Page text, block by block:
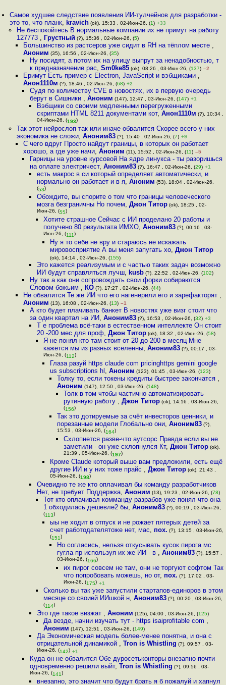
Самое худшее следствие появления ИИ-тулчейнов для разработки -
это то, что планк, kravich (ok), 15:33 , 02-Июн-26, (1) +33
Не беспокойтесь В нормальные компании их не примут на работу
127773 , Грустный (?), 15:36 , 02-Июн-26, (5)
Большинство из растсеров уже сидит в RH на тёплом месте ,
Аноним (35), 16:56 , 02-Июн-26, (35)
Ну посидят, а потом их на улицу выпрут за ненадобностью, т
к предназначение рас,Sm0ke85 (ok), 08:26 , 03-Июн-26, (137) –2
Еримут Есть пример с Electron, JavaScript и вэбщиками ,
Анон1110м (?), 18:46 , 02-Июн-26, (68) +2
Судя по количеству CVE в новостях, их в первую очередь
берут в Сишники ,Аноним (147), 12:47 , 03-Июн-26, (147) +1
Вэбщики со своими медленными перегруженными
скриптами HTML 8211 документами кот, Анон1110м (?), 10:34 ,
04-Июн-26, (193)
Так этот нейрослоп так или иначе обвалится Скорее всего у них
экономика не сложи, Аноним83(?), 15:40 , 02-Июн-26, (7) +9
С чего вдруг Просто найдут границы, в которых он работает
хорошо, а где уже начи, Аноним (11), 15:52 , 02-Июн-26, (11) –5
Гарницы на уровне курсовой На ядре линукса - ты разоришься
на оплате электричест,Аноним83 (?), 16:47 , 02-Июн-26, (29) +1
есть макрос в си который определяет автоматически, и
нормально он работает и в я, Аноним (53), 18:04 , 02-Июн-26,
(53)
Обождите, вы спорите о том что границы человеческого
мозга безграничны Но почем, Джон Титор(ok), 18:25 , 02-
Июн-26, (55)
Хотите страшное Сейчас с ИИ проделано 20 работы и
получено 80 результата ИМХО, Аноним83(?), 00:16 , 03-
Июн-26, (111)
Ну я то себе не вру и стараюсь не искажать
мировосприятие А вы меня запугать хо,Джон Титор
(ok), 14:14 , 03-Июн-26, (155)
Это кажется реализумым и с частью таких задач возможно
ИИ будут справляться лучш, kusb(?), 22:52 , 02-Июн-26, (102)
Ну так а как они сопровождать свои форки собираются
Словом божьим , КО (?), 17:27 , 02-Июн-26, (44)
Не обвалится Те же ИИ что его нагенерили его и зарефакторят ,
Аноним (13), 16:08 , 02-Июн-26, (13) –1
А кто будет плачивать банкет В новостях уже визг стоит что
за один квартал на ИИ,Аноним83 (?), 16:53 , 02-Июн-26, (32) +3
Т е проблема всё-таки в естественном интеллекте Он стоит
20 -200 мес для проф, Джон Титор(ok), 18:32 , 02-Июн-26, (58)
Я не понял кто там стоит от 20 до 200 в месяц Мне
кажется мы из разных вселенны, Аноним83(?), 00:17 , 03-
Июн-26, (112)
Глаза разуй https claude com pricinghttps gemini google
us subscriptions hl ,Аноним (123), 01:45 , 03-Июн-26, (123)
Толку то, если токены кредиты быстрее закончатся ,
Аноним (147), 12:50 , 03-Июн-26, (148)
Толк в том чтобы частично автоматизировать
рутинную работу , Джон Титор(ok), 14:16 , 03-Июн-26,
(156)
Так это дотируемые за счёт инвесторов ценники, и
порезанные модели Глобально они, Аноним83(?),
15:53 , 03-Июн-26, (164)
Схлопнется разве-что аутсорс Правда если вы не
заметили - он уже схлопнулся Кт, Джон Титор(ok),
21:39 , 05-Июн-26, (197)
Кроме Claude который выше вам предложили, есть ещё
другие ИИ и у них тоже прайс ,Джон Титор (ok), 21:43 ,
05-Июн-26, (198)
Очевидно те же кто оплачивал бы команду разработчиков
Нет, не требует Поддержка, Аноним (13), 19:23 , 02-Июн-26, (78)
Тот кто оплачивал комманду разрабов уже понял что она
1 обходилась дешевле2 бы, Аноним83(?), 00:19 , 03-Июн-26,
(113)
ыы не ходит в отпуск и не рожает пятерых детей за
счет работодателятоже нет, мас, пох. (?), 13:15 , 03-Июн-26,
(151)
Но согласись, нельзя откусывать кусок пирога мс
гугла пр используя их же ИИ - в , Аноним83(?), 15:57 ,
03-Июн-26, (166)
их пирог совсем не там, они не торгуют софтом Так
что попробовать можешь, но от, пох. (?), 17:02 , 03-
Июн-26, (175) +1
Сколько вы так уже запустили стартапов-единоров в этом
месяце со своией ИИшкой н, Аноним83(?), 00:20 , 03-Июн-26,
(114)
Это где такое визжат , Аноним (125), 04:00 , 03-Июн-26, (125)
Да везде, начни изучать тут - https isaiprofitable com ,
Аноним (147), 12:51 , 03-Июн-26, (149)
Да Экономическая модель более-менее понятна, и она с
отрицательной динамикой , Tron is Whistling (?), 09:57 , 03-
Июн-26, (142) +1
Куда он не обвалится Обе дуросетьконторы внезапно почти
одновременно решили выйт,Tron is Whistling (?), 09:56 , 03-
Июн-26, (141)
внезапно, это значит что будут брать я б пожалуй и хапнул